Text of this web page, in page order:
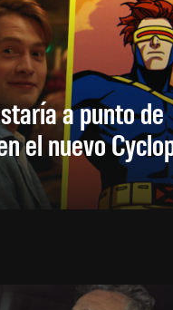
a punto de
el nuevo